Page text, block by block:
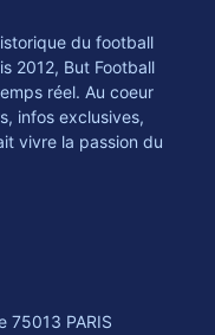
du football
2012, But Football
réel. Au coeur
infos exclusives,
vivre la passion du
75013 PARIS